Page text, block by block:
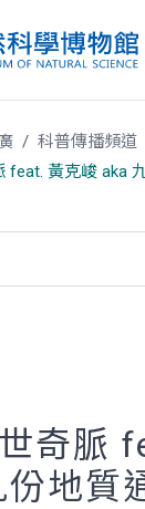
科普傳播頻道
feat. 黃克峻 aka
奇脈
地質